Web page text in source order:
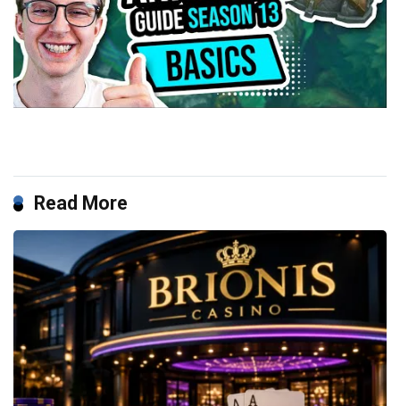
Read More